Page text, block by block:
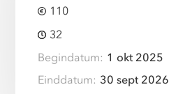
110
32
Begindatum: 1 okt 2025
Einddatum: 30 sept 2026